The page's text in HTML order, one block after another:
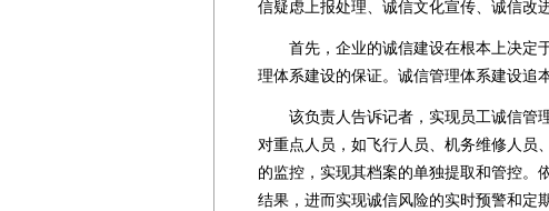
信疑虑上报处理、诚信文化宣传、诚信改
首先，企业的诚信建设在根本上决定
理体系建设的保证。诚信管理体系建设追
该负责人告诉记者，实现员工诚信管
对重点人员，如飞行人员、机务维修人员
的监控，实现其档案的单独提取和管控。
结果，进而实现诚信风险的实时预警和定